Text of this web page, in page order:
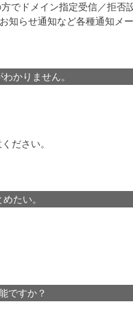
ドメイン指定受信／拒
らせ通知など各種通知メ
かりません。
ださい。
たい。
ですか？